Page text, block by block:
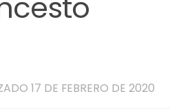
17 DE FEBRERO DE 2020